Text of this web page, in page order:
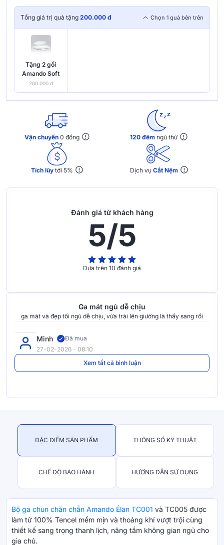
Tổng giá trị quà tặng 200.000 đ Chọn 1 quà bên trên
Tặng 2 gối
Amando Soft
200.000 đ
Vận chuyển 0 đồng 120 đêm ngủ thử
Tích lũy tới 5% Dịch vụ Cắt Nệm
Đánh giá từ khách hàng
5/5
Dựa trên 10 đánh giá
Ga mát ngủ dễ chịu
ga mát và đẹp tối ngủ dễ chịu, vừa trải lên giường là thấy sang rồi
Minh
Đã mua
27-02-2026 - 08:10
Xem tất cả bình luận
ĐẶC ĐIỂM SẢN PHẨM THÔNG SỐ KỸ THUẬT
CHẾ ĐỘ BẢO HÀNH HƯỚNG DẪN SỬ DỤNG
Bộ ga chun chăn chần Amando Élan TC001 và TC005 được
làm từ 100% Tencel mềm mịn và thoáng khí vượt trội cùng
thiết kế sang trọng thanh lịch, nâng tầm không gian ngủ cho
gia chủ.